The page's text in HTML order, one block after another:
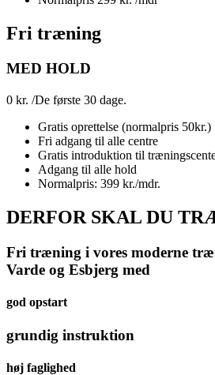
Fri træning
MED HOLD
0 kr. /De første 30 dage.
Gratis oprettelse (normalpris 50kr.)
Fri adgang til alle centre
Gratis introduktion til
Adgang til alle hold
Normalpris: 399 kr./mdr.
DERFOR SKAL DU
Fri træning i vores moderne
Varde og Esbjerg med
god opstart
grundig instruktion
høj faglighed